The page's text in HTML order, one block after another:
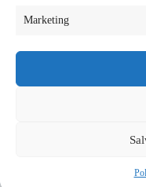
Marketing
para milhões de
entanto, ainda ouvimos
Copyright © 2026 - todos os